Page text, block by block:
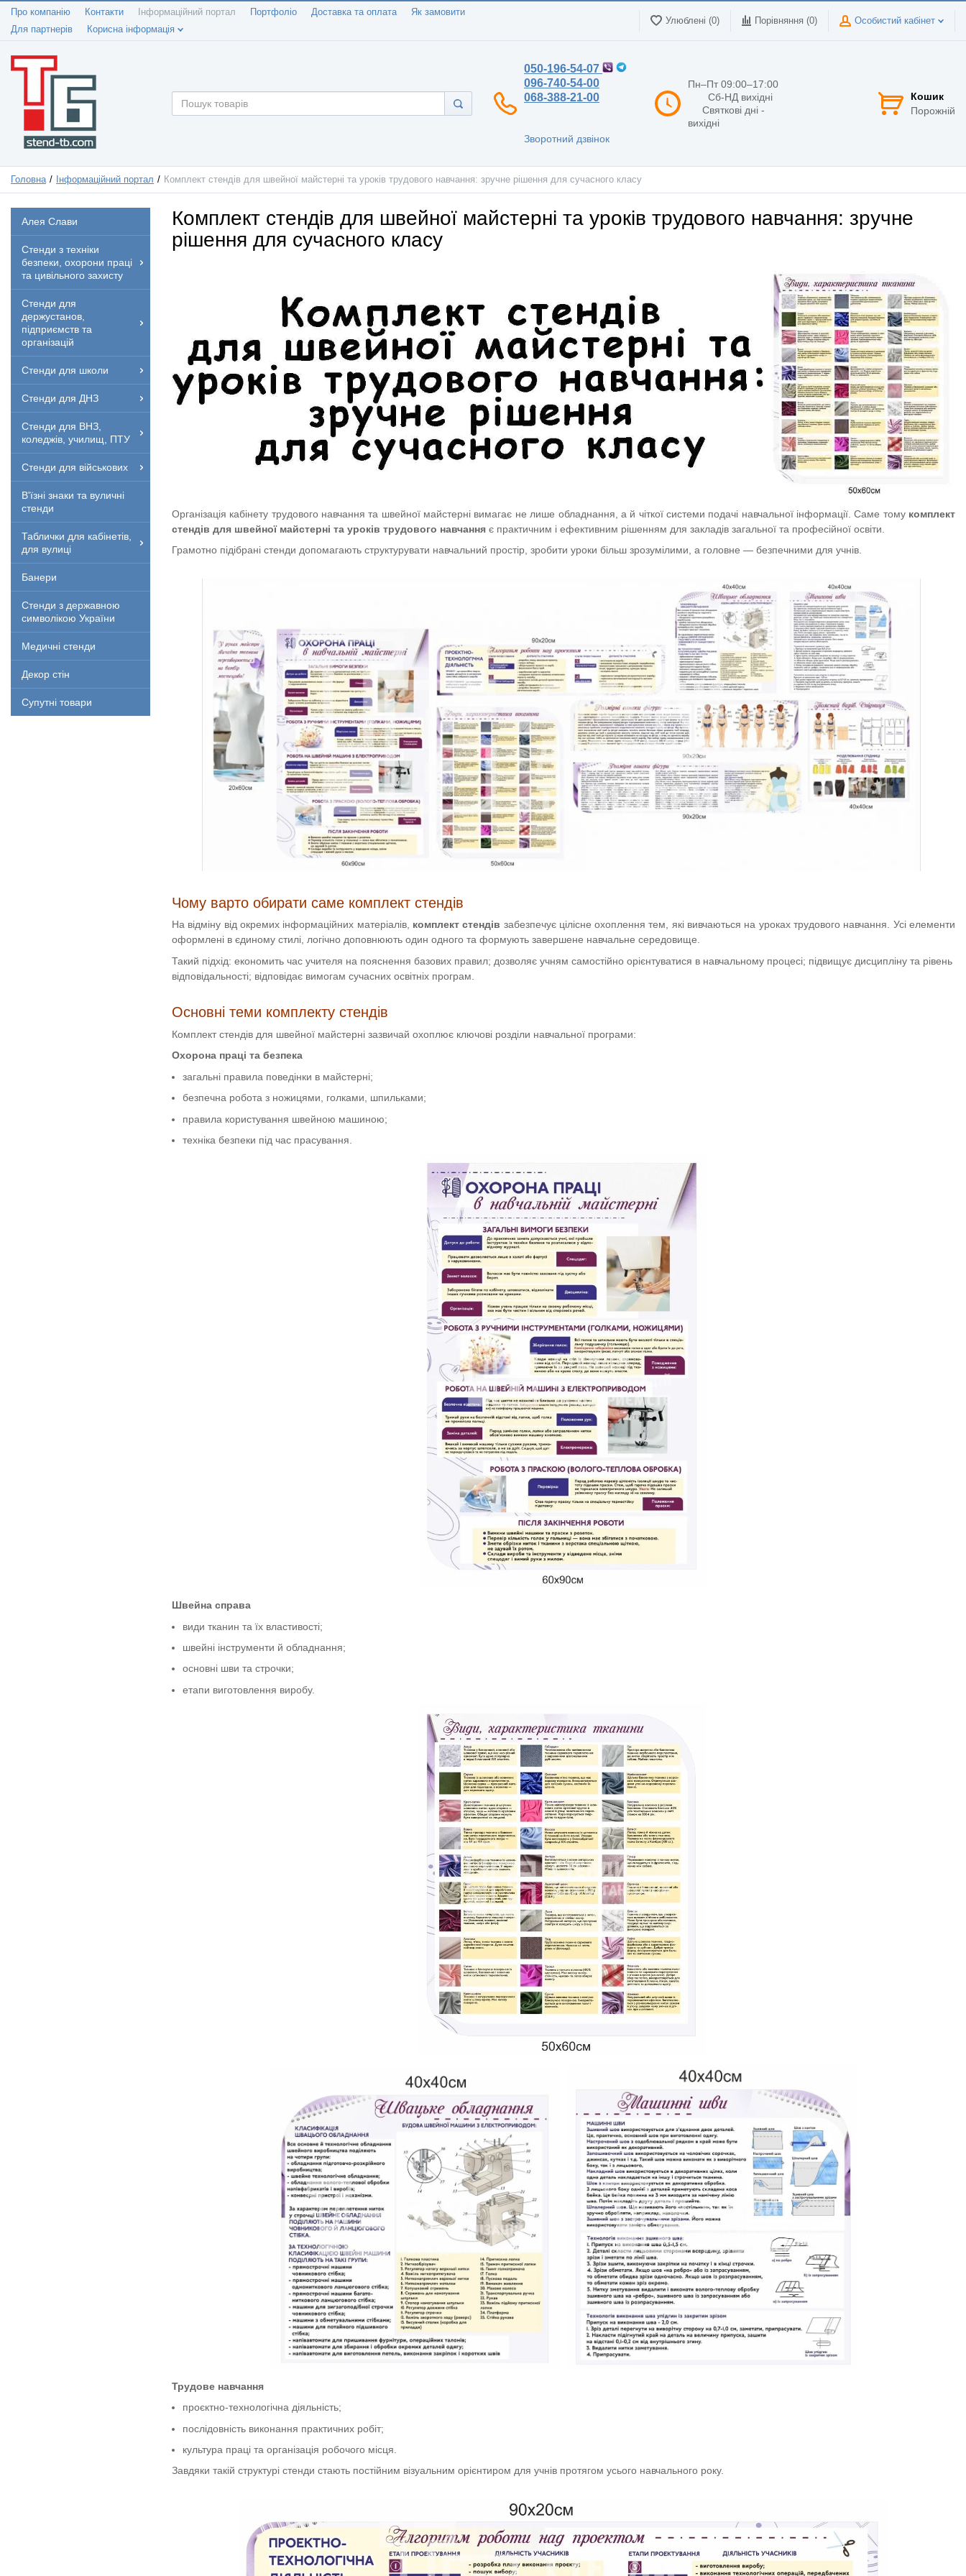
Про компанію Контакти Інформаційний портал Портфоліо Доставка та оплата
Як замовити
Для партнерів
Корисна інформація
Улюблені (0) Порівняння (0) Особистий кабінет
050-196-54-07
096-740-54-00
068-388-21-00
Зворотний дзвінок
Пн–Пт 09:00–17:00
Сб-НД вихідні
Святкові дні -
вихідні
Кошик
Порожній
Головна Інформаційний портал Комплект стендів для швейної майстерні та уроків трудового навчання: зручне рішення для сучасного класу
Алея Слави
Стенди з техніки
безпеки, охорони праці
та цивільного захисту
Стенди для
держустанов,
підприємств та
організацій
Стенди для школи
Стенди для ДНЗ
Стенди для ВНЗ,
коледжів, училищ, ПТУ
Стенди для військових
В'їзні знаки та вуличні
стенди
Таблички для кабінетів,
для вулиці
Банери
Стенди з державною
символікою України
Медичні стенди
Декор стін
Супутні товари
Комплект стендів для швейної майстерні та уроків трудового навчання: зручне
рішення для сучасного класу
Організація кабінету трудового навчання та швейної майстерні вимагає не лише обладнання, а й чіткої системи подачі навчальної інформації. Саме тому комплект
стендів для швейної майстерні та уроків трудового навчання є практичним і ефективним рішенням для закладів загальної та професійної освіти.
Грамотно підібрані стенди допомагають структурувати навчальний простір, зробити уроки більш зрозумілими, а головне — безпечними для учнів.
Чому варто обирати саме комплект стендів
На відміну від окремих інформаційних матеріалів, комплект стендів забезпечує цілісне охоплення тем, які вивчаються на уроках трудового навчання. Усі елементи
оформлені в єдиному стилі, логічно доповнюють один одного та формують завершене навчальне середовище.
Такий підхід: економить час учителя на пояснення базових правил; дозволяє учням самостійно орієнтуватися в навчальному процесі; підвищує дисципліну та рівень
відповідальності; відповідає вимогам сучасних освітніх програм.
Основні теми комплекту стендів
Комплект стендів для швейної майстерні зазвичай охоплює ключові розділи навчальної програми:
Охорона праці та безпека
загальні правила поведінки в майстерні;
безпечна робота з ножицями, голками, шпильками;
правила користування швейною машиною;
техніка безпеки під час прасування.
Швейна справа
види тканин та їх властивості;
швейні інструменти й обладнання;
основні шви та строчки;
етапи виготовлення виробу.
Трудове навчання
проєктно-технологічна діяльність;
послідовність виконання практичних робіт;
культура праці та організація робочого місця.
Завдяки такій структурі стенди стають постійним візуальним орієнтиром для учнів протягом усього навчального року.